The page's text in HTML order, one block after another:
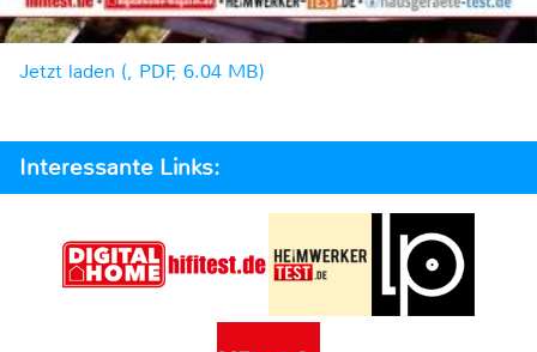
Jetzt laden (, PDF, 6.04 MB)
Interessante Links: